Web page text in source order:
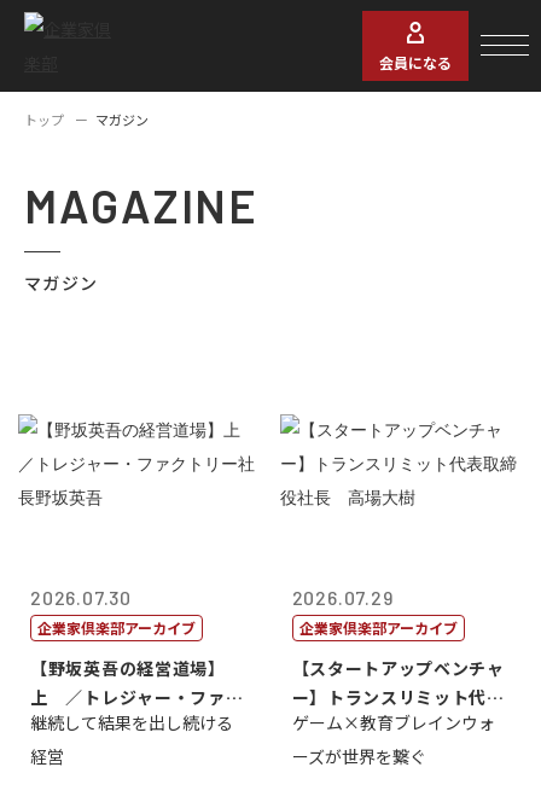
会員になる
トップ マガジン
MAGAZINE
マガジン
2026.07.30
企業家倶楽部アーカイブ
【野坂英吾の経営道場】
上 ／トレジャー・ファク
トリー社長野坂...
継続して結果を出し続ける
経営
2026.07.29
企業家倶楽部アーカイブ
【スタートアップベンチャ
ー】トランスリミット代表
取締役社長 ...
ゲーム×教育ブレインウォ
ーズが世界を繋ぐ